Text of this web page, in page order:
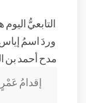
التابعيُّ
وردَ اسمُ
مدح أحمد بن
إقدامُ